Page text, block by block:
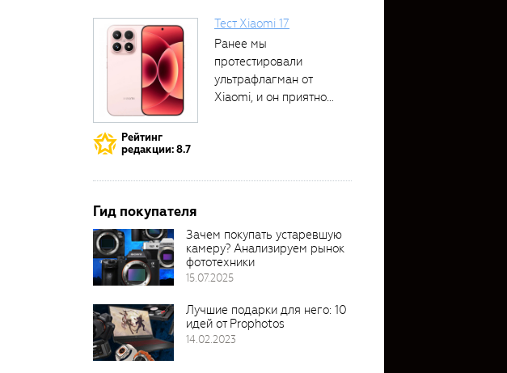
Рейтинг
редакции: 8.7
Тест Xiaomi 17
Ранее мы
протестировали
ультрафлагман от
Xiaomi, и он приятно
Гид покупателя
Зачем покупать устаревшую
камеру? Анализируем рынок
фототехники
15.07.2025
Лучшие подарки для него: 10
идей от Prophotos
14.02.2023